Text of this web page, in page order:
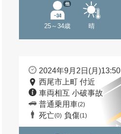
25～34歳
他
晴
2024年9月2日(月)13:50
西尾市上町 付近
車両相互 小破事故
普通乗用車(2)
死亡(0) 負傷(1)